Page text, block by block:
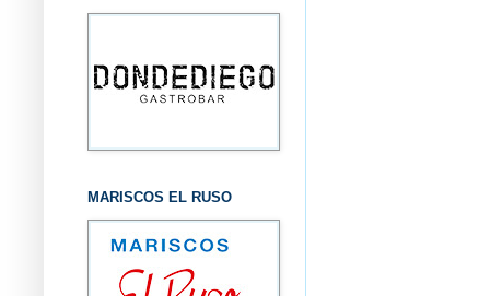
MARISCOS EL RUSO